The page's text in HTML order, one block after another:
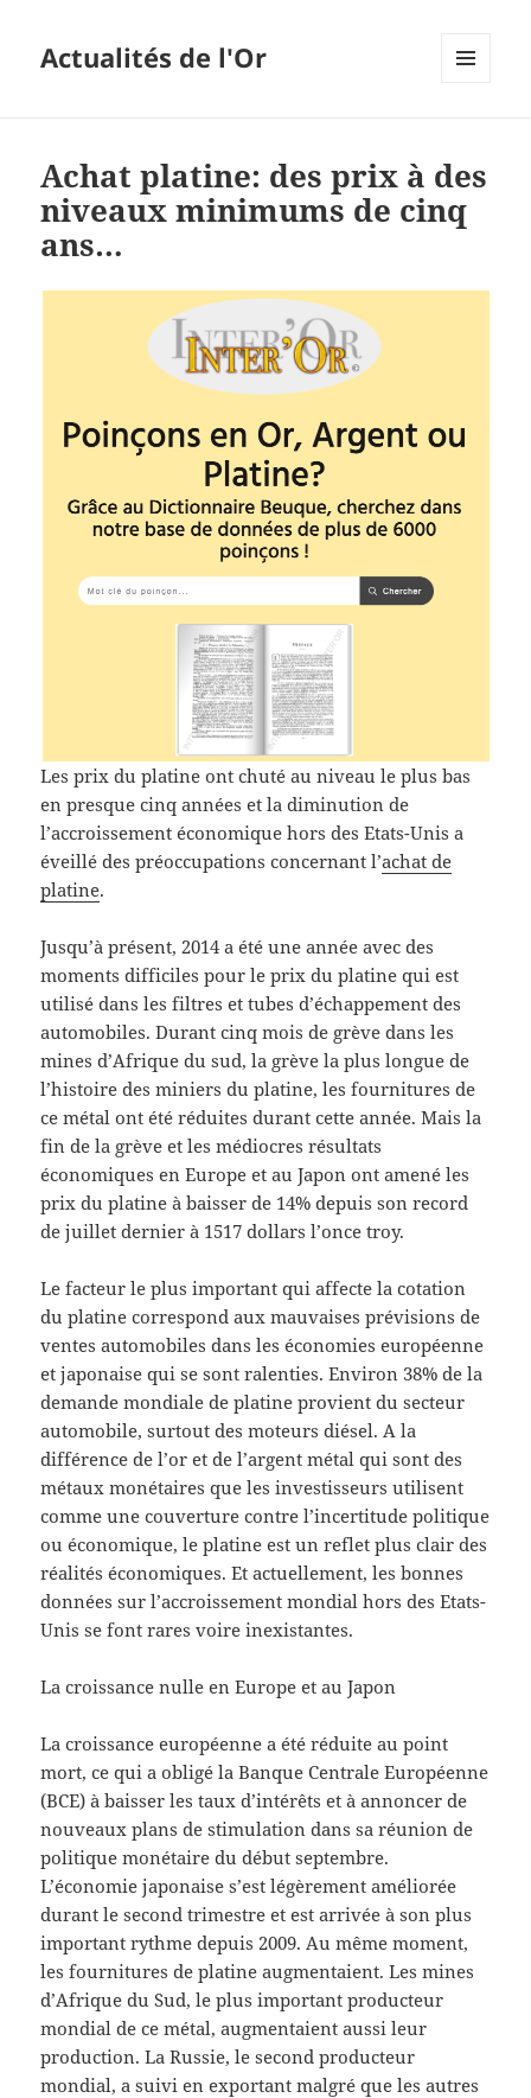
Actualités de l'Or
Achat platine: des prix à des
niveaux minimums de cinq
ans…
Les prix du platine ont chuté au niveau le plus bas
en presque cinq années et la diminution de
l’accroissement économique hors des Etats-Unis a
éveillé des préoccupations concernant l’achat de
platine.
Jusqu’à présent, 2014 a été une année avec des
moments difficiles pour le prix du platine qui est
utilisé dans les filtres et tubes d’échappement des
automobiles. Durant cinq mois de grève dans les
mines d’Afrique du sud, la grève la plus longue de
l’histoire des miniers du platine, les fournitures de
ce métal ont été réduites durant cette année. Mais la
fin de la grève et les médiocres résultats
économiques en Europe et au Japon ont amené les
prix du platine à baisser de 14% depuis son record
de juillet dernier à 1517 dollars l’once troy.
Le facteur le plus important qui affecte la cotation
du platine correspond aux mauvaises prévisions de
ventes automobiles dans les économies européenne
et japonaise qui se sont ralenties. Environ 38% de la
demande mondiale de platine provient du secteur
automobile, surtout des moteurs diésel. A la
différence de l’or et de l’argent métal qui sont des
métaux monétaires que les investisseurs utilisent
comme une couverture contre l’incertitude politique
ou économique, le platine est un reflet plus clair des
réalités économiques. Et actuellement, les bonnes
données sur l’accroissement mondial hors des Etats-
Unis se font rares voire inexistantes.
La croissance nulle en Europe et au Japon
La croissance européenne a été réduite au point
mort, ce qui a obligé la Banque Centrale Européenne
(BCE) à baisser les taux d’intérêts et à annoncer de
nouveaux plans de stimulation dans sa réunion de
politique monétaire du début septembre.
L’économie japonaise s’est légèrement améliorée
durant le second trimestre et est arrivée à son plus
important rythme depuis 2009. Au même moment,
les fournitures de platine augmentaient. Les mines
d’Afrique du Sud, le plus important producteur
mondial de ce métal, augmentaient aussi leur
production. La Russie, le second producteur
mondial, a suivi en exportant malgré que les autres